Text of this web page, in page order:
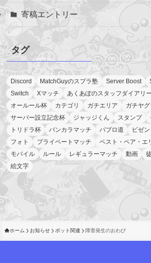
寄稿エントリー
タグ
Discord MatchGuyのスプラ塾 Server Boost
Switch
Xマッチ あくあぽのスタッフダイアリー
オールール杯
カテゴリ ガチエリア ガチヤグ
サーバー設立記念杯
ジャッジくん スタンプ
トリドラ杯
バンカラマッチ パブロ道 ビゼン
フォト
プライベートマッチ ベスト・ペア・エ
モバイル
ルール レギュラーマッチ 動画
絵文字
ホーム お知らせ ボット関連 障害発生のおわび